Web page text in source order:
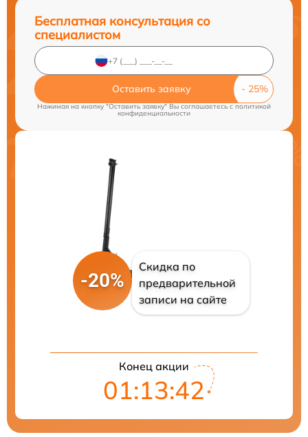
Бесплатная консультация со
специалистом
Оставить заявку
Нажимая на кнопку "Оставить заявку" Вы соглашаетесь cполитикой
конфиденциальности
-20%
Скидка по
предварительной
записи на сайте
Конец акции
01:13:41